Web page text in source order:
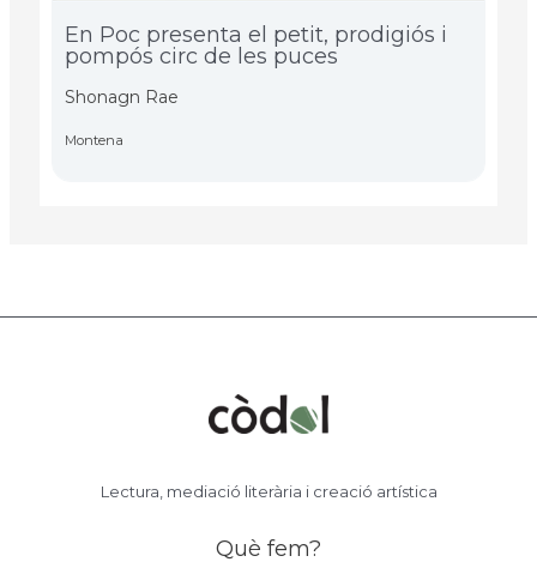
En Poc presenta el petit, prodigiós i
pompós circ de les puces
Shonagn Rae
Montena
Lectura, mediació literària i creació artística
Què fem?